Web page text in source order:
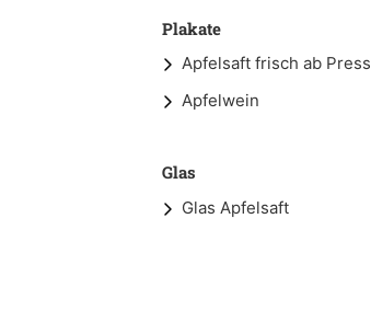
Plakate
Apfelsaft frisch ab Press
Apfelwein
Glas
Glas Apfelsaft